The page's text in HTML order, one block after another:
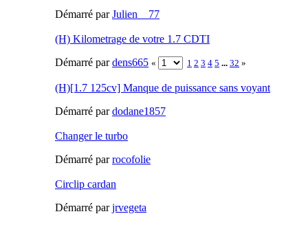
Démarré parJulien__77
(H) Kilometrage de votre 1.7 CDTI
Démarré pardens665 « 1 2 3 4 5 ... 32 »
(H)[1.7 125cv] Manque de puissance sans voyant
Démarré pardodane1857
Changer le turbo
Démarré parrocofolie
Circlip cardan
Démarré parjrvegeta